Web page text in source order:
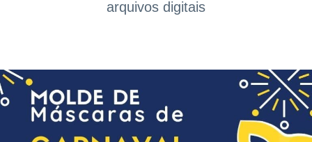
arquivos digitais